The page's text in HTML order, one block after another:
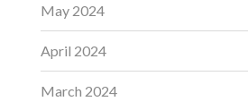
May 2024
April 2024
March 2024